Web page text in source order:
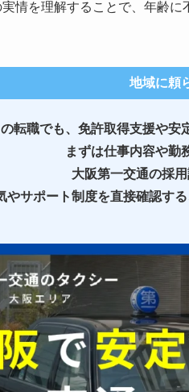
情を理解することで、年齢
地域に頼
転職でも、免許取得支援や安
まずは仕事内容や勤
大阪第一交通の採
やサポート制度を直接確認す